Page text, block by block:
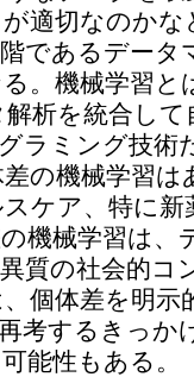
適切なのかな
であるデー
。機械学習と
析を統合し
ラミング技術
の機械学習
ケア、特に
機械学習は、
質の社会的コ
個体差を明示
考するきっか
能性もある。